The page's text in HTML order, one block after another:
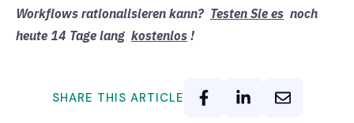
Workflows rationalisieren kann? Testen Sie es noch
heute 14 Tage lang kostenlos !
SHARE THIS ARTICLE